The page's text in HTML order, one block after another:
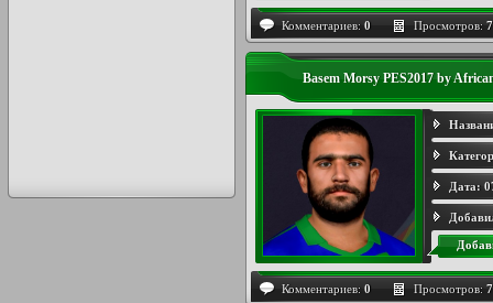
Комментариев: 0 Просмотров:
Basem Morsy PES2017 by
Дата:
Комментариев: 0 Просмотров: